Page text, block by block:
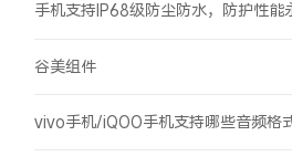
手机支持IP68级防尘防水，防护性能
谷美组件
vivo手机/iQOO手机支持哪些音频格